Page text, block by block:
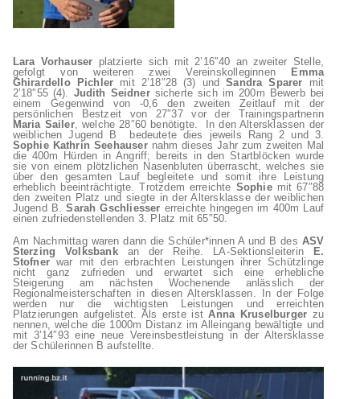
Lara Vorhauser platzierte sich mit 2’16″40 an zweiter Stelle,
gefolgt von weiteren zwei Vereinskolleginnen
Emma
Ghirardello Pichler mit 2’18″28 (3) undSandra Sparer mit
2’18″55 (4). Judith Seidnersicherte sich im 200m Bewerb bei
einem Gegenwind von -0,6 den zweiten Zeitlauf mit der
persönlichen Bestzeit von 27″37 vor der Trainingspartnerin
Maria Sailer, welche 28″60 benötigte. In den Altersklassen der
weiblichen Jugend B bedeutete dies jeweils Rang 2 und 3.
Sophie Kathrin Seehausernahm dieses Jahr zum zweiten Mal
die 400m Hürden in Angriff; bereits in den Startblöcken wurde
sie von einem plötzlichen Nasenbluten überrascht, welches sie
über den gesamten Lauf begleitete und somit ihre Leistung
erheblich beeinträchtigte. Trotzdem erreichte Sophiemit 67″88
den zweiten Platz und siegte in der Altersklasse der weiblichen
Jugend B.Sarah Gschliesser erreichte hingegen im 400m Lauf
einen zufriedenstellenden 3. Platz mit 65″50.
Am Nachmittag waren dann die Schüler*innen A und B des ASV
Sterzing Volksbankan der Reihe. LA-Sektionsleiterin
E.
Stofner war mit den erbrachten Leistungen ihrer Schützlinge
nicht ganz zufrieden und erwartet sich eine erhebliche
Steigerung am nächsten Wochenende anlässlich der
Regionalmeisterschaften in diesen Altersklassen. In der Folge
werden nur die wichtigsten Leistungen und erreichten
Platzierungen aufgelistet. Als erste istAnna Kruselburger zu
nennen, welche die 1000m Distanz im Alleingang bewältigte und
mit 3’14″93 eine neue Vereinsbestleistung in der Altersklasse
der Schülerinnen B aufstellte.